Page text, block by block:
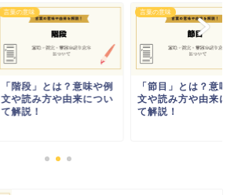
言葉の意味
「階段」とは？意味や例
文や読み方や由来につい
て解説！
言葉の意味
「節目」とは？意味
文や読み方や由来に
て解説！